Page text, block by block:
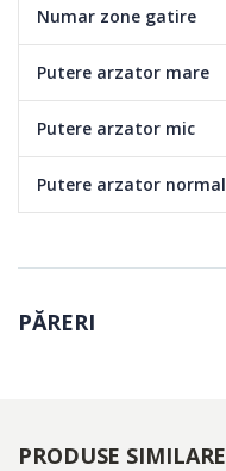
Numar zone gatire
Putere arzator mare
Putere arzator mic
Putere arzator normal
PĂRERI
PRODUSE SIMILARE